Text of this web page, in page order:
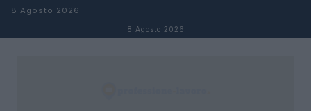
Salta al contenuto
8 Agosto 2026
8 Agosto 2026